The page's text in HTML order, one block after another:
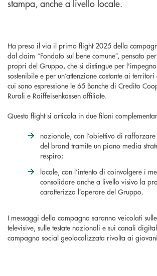
stampa, anche a livello locale.
Ha preso il via il primo flight 2025 della
dal claim “Fondato sul bene comune”, pensato
propri del Gruppo, che si distingue per
sostenibile e per un’attenzione costante ai
cui sono espressione le 65 Banche di Credito
Rurali e Raiffeisenkassen affiliate.
Questo flight si articola in due filoni
nazionale, con l’obiettivo di
del brand tramite un piano media
respiro;
locale, con l’intento di coinvolgere i
consolidare anche a livello visivo la
caratterizza l’operare del Gruppo.
I messaggi della campagna saranno veicolati
televisive, sulle testate nazionali e sui canali
campagna social geolocalizzata rivolta ai